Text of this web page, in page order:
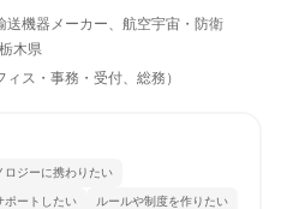
機器メーカー、航空宇宙・防衛
栃木県
ス・事務・受付、総務）
ロジーに携わりたい
ポートしたい ルールや制度を作りたい